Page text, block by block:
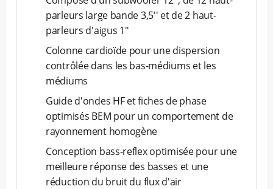
parleurs large bande 3,5'' et de 2 haut-
parleurs d'aigus 1''
Colonne cardioïde pour une dispersion
contrôlée dans les bas-médiums et les
médiums
Guide d'ondes HF et fiches de phase
optimisés BEM pour un comportement de
rayonnement homogène
Conception bass-reflex optimisée pour une
meilleure réponse des basses et une
réduction du bruit du flux d'air